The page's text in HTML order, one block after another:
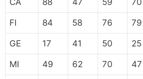
FI 84 58 76 79
GE 17 41 50 25
MI 49 62 70 47